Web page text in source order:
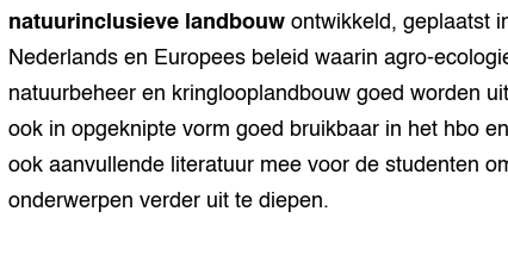
natuurinclusieve landbouwontwikkeld, geplaatst
Nederlands en Europees beleid waarin agro-
natuurbeheer en kringlooplandbouw goed worden
ook in opgeknipte vorm goed bruikbaar in het hbo
ook aanvullende literatuur mee voor de studenten
onderwerpen verder uit te diepen.